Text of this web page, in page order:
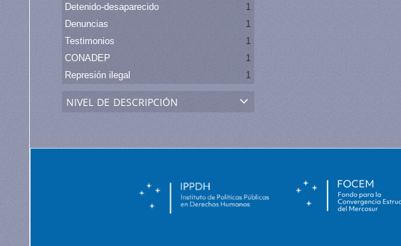
Detenido-desaparecido
1
Denuncias
1
Testimonios
1
CONADEP
1
Represión ilegal
1
nivel de descripción